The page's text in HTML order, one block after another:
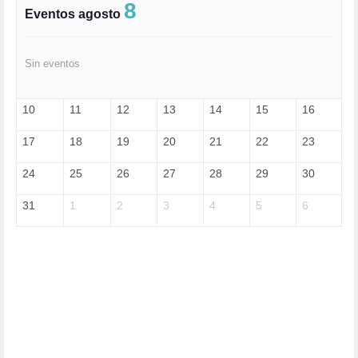
FELICIDAD (1)
FRANCISCO (5)
GUERRA (133)
HUMOR (1)
IA (1)
INMIGRACIÓN (145)
Eventos agosto 8
Sin eventos
10 11 12 13 14 15 16
17 18 19 20 21 22 23
24 25 26 27 28 29 30
31 1 2 3 4 5 6